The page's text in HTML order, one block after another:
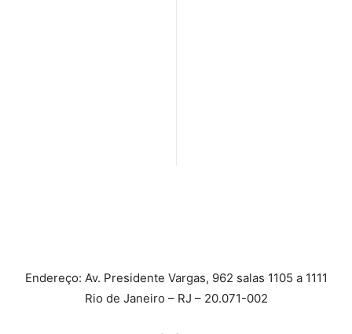
Endereço: Av. Presidente Vargas, 962 salas 1105 a 1111
Rio de Janeiro – RJ – 20.071-002